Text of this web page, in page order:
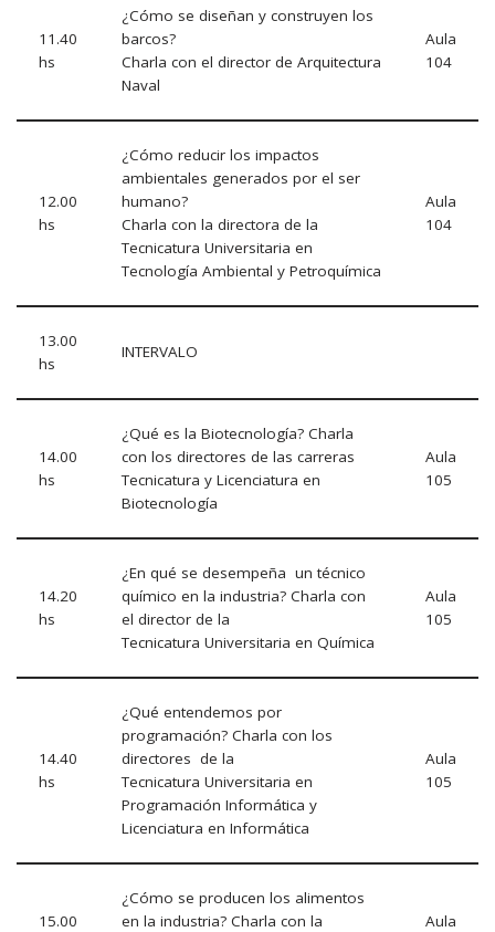
11.40
hs
¿Cómo se diseñan y construyen los
barcos?
Charla con el director de Arquitectura
Naval
Aula
104
12.00
hs
¿Cómo reducir los impactos
ambientales generados por el ser
humano?
Charla con la directora de la
Tecnicatura Universitaria en
Tecnología Ambiental y Petroquímica
Aula
104
13.00
hs
INTERVALO
14.00
hs
¿Qué es la Biotecnología? Charla
con los directores de las carreras
Tecnicatura y Licenciatura en
Biotecnología
Aula
105
14.20
hs
¿En qué se desempeña un técnico
químico en la industria? Charla con
el director de la
Tecnicatura Universitaria en Química
Aula
105
14.40
hs
¿Qué entendemos por
programación? Charla con los
directores de la
Tecnicatura Universitaria en
Programación Informática y
Licenciatura en Informática
Aula
105
15.00
¿Cómo se producen los alimentos
en la industria? Charla con la
Aula